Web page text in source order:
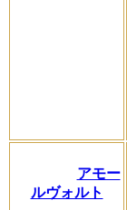
アモー
ルヴォルト